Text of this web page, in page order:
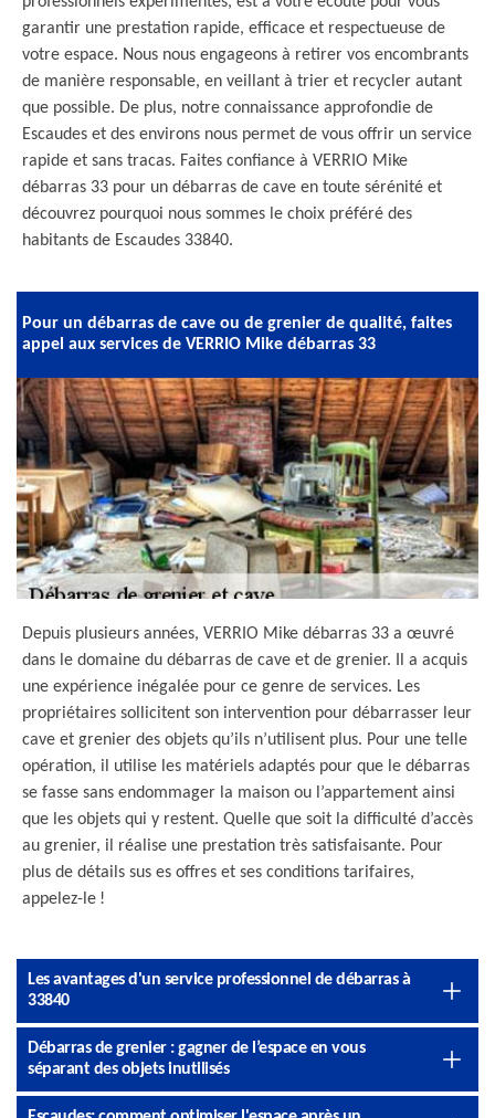
garantir une prestation rapide, efficace et respectueuse de
votre espace. Nous nous engageons à retirer vos encombrants
de manière responsable, en veillant à trier et recycler autant
que possible. De plus, notre connaissance approfondie de
Escaudes et des environs nous permet de vous offrir un service
rapide et sans tracas. Faites confiance à VERRIO Mike
débarras 33 pour un débarras de cave en toute sérénité et
découvrez pourquoi nous sommes le choix préféré des
habitants de Escaudes 33840.
Pour un débarras de cave ou de grenier de qualité, faites
appel aux services de VERRIO Mike débarras 33
Depuis plusieurs années, VERRIO Mike débarras 33 a œuvré
dans le domaine du débarras de cave et de grenier. Il a acquis
une expérience inégalée pour ce genre de services. Les
propriétaires sollicitent son intervention pour débarrasser leur
cave et grenier des objets qu’ils n’utilisent plus. Pour une telle
opération, il utilise les matériels adaptés pour que le débarras
se fasse sans endommager la maison ou l’appartement ainsi
que les objets qui y restent. Quelle que soit la difficulté d’accès
au grenier, il réalise une prestation très satisfaisante. Pour
plus de détails sus es offres et ses conditions tarifaires,
appelez-le !
Les avantages d'un service professionnel de débarras à
33840
Débarras de grenier : gagner de l’espace en vous
séparant des objets inutilisés